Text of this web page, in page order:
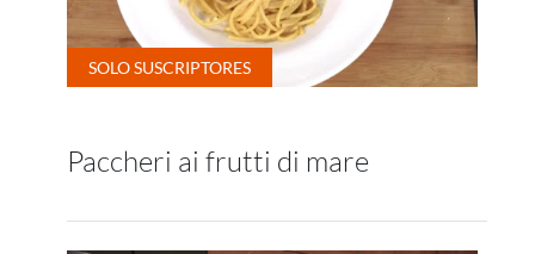
Paccheri ai frutti di mare